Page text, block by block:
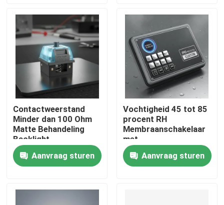
Over ons
Fabrieksreis
Kwaliteitscontrole
Contacteer ons
Vraag een offerte aan
Contactweerstand
Minder dan 100 Ohm
Matte Behandeling
Backlight-
toetsenbordschakelaar
voor bediening en
uitstekende voelbare
Aanvraag sturen
Vochtigheid 45 tot 85
procent RH
Membraanschakelaar
met
achtergrondverlichting
gecombineerd met
IP65 Aangepast
Aanvraag sturen